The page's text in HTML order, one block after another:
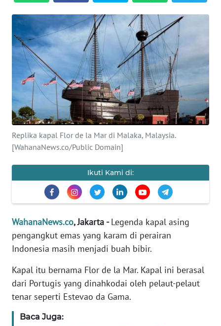
Replika kapal Flor de la Mar di Malaka, Malaysia.
[WahanaNews.co/Public Domain]
Ikuti Kami di:
WahanaNews.co, Jakarta -Legenda kapal asing
pengangkut emas yang karam di perairan
Indonesia masih menjadi buah bibir.
Kapal itu bernama Flor de la Mar. Kapal ini berasal
dari Portugis yang dinahkodai oleh pelaut-pelaut
tenar seperti Estevao da Gama.
Baca Juga:
EKUIN
SAINS-TEKNO
KESEHATAN
INTERNASIONAL
SERBA-SERBI
PENDIDIKAN
OLAHRAGA
EDITORIAL
INDEKS
BERITA
KONTAK